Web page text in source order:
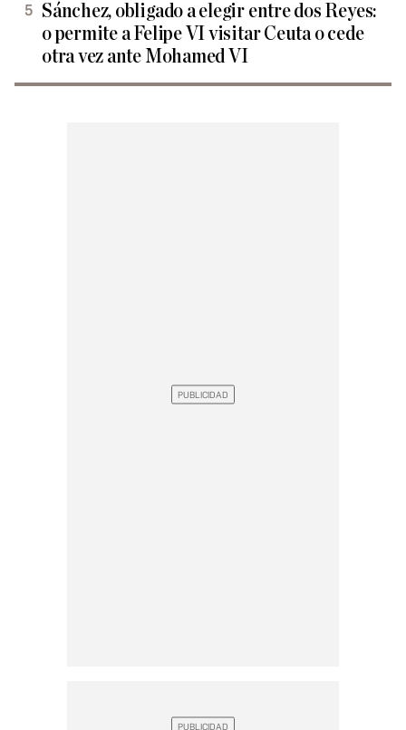
Sánchez, obligado a elegir entre dos Reyes:
o permite a Felipe VI visitar Ceuta o cede
otra vez ante Mohamed VI